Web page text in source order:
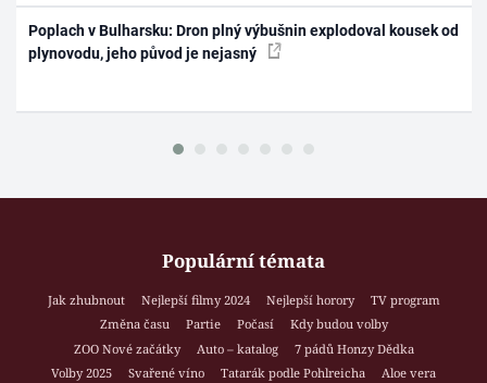
Poplach v Bulharsku: Dron plný výbušnin explodoval kousek od
plynovodu, jeho původ je nejasný
Populární témata
Jak zhubnout Nejlepší filmy 2024 Nejlepší horory
TV program
Změna času
Partie Počasí
Kdy budou volby
ZOO Nové začátky
Auto – katalog
7 pádů Honzy Dědka
Volby 2025
Svařené víno Tatarák podle Pohlreicha
Aloe vera